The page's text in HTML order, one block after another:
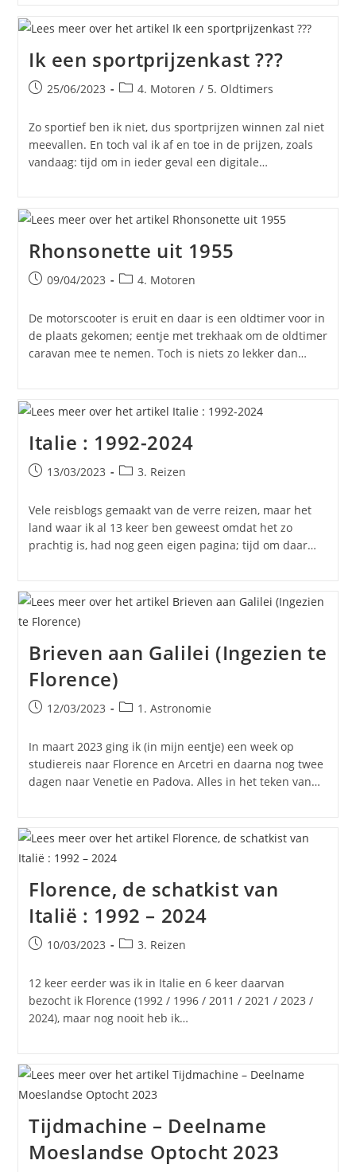
Ik een sportprijzenkast ???
Bericht
op:
25/06/2023 Berichtcategorie:
4. Motoren / 5. Oldtimers
Zo sportief ben ik niet, dus sportprijzen winnen zal niet
meevallen. En toch val ik af en toe in de prijzen, zoals
vandaag: tijd om in ieder geval een digitale…
Rhonsonette uit 1955
Bericht
op:
09/04/2023 Berichtcategorie:
4. Motoren
De motorscooter is eruit en daar is een oldtimer voor in
de plaats gekomen; eentje met trekhaak om de oldtimer
caravan mee te nemen. Toch is niets zo lekker dan…
Italie : 1992-2024
Bericht
op:
13/03/2023 Berichtcategorie:
3. Reizen
Vele reisblogs gemaakt van de verre reizen, maar het
land waar ik al 13 keer ben geweest omdat het zo
prachtig is, had nog geen eigen pagina; tijd om daar…
Brieven aan Galilei (Ingezien te
Florence)
Bericht
op:
12/03/2023 Berichtcategorie:
1. Astronomie
In maart 2023 ging ik (in mijn eentje) een week op
studiereis naar Florence en Arcetri en daarna nog twee
dagen naar Venetie en Padova. Alles in het teken van…
Florence, de schatkist van
Italië : 1992 – 2024
Bericht
op:
10/03/2023 Berichtcategorie:
3. Reizen
12 keer eerder was ik in Italie en 6 keer daarvan
bezocht ik Florence (1992 / 1996 / 2011 / 2021 / 2023 /
2024), maar nog nooit heb ik…
Tijdmachine – Deelname
Moeslandse Optocht 2023